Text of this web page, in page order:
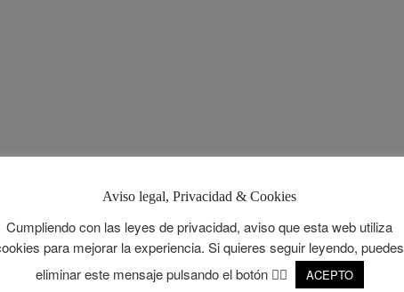
Aviso legal, Privacidad & Cookies
Cumpliendo con las leyes de privacidad, aviso que esta web utiliza
para mejorar la experiencia. Si quieres seguir leyendo, puedes
eliminar este mensaje pulsando el botón 👉🏻
ACEPTO